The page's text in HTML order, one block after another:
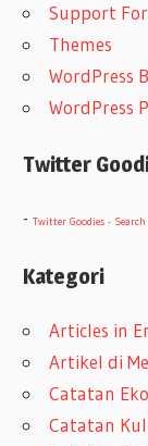
Support
Themes
WordPress
WordPress
Twitter
-Twitter Goodies - Search
Kategori
Articles in
Artikel di
Catatan
Catatan